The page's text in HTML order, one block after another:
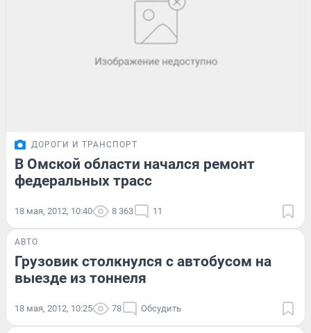
ДОРОГИ И ТРАНСПОРТ
В Омской области начался ремонт
федеральных трасс
18 мая, 2012, 10:40 8 363 11
АВТО
Грузовик столкнулся с автобусом на
выезде из тоннеля
18 мая, 2012, 10:25 78 Обсудить